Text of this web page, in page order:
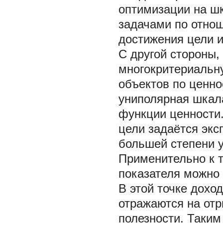
оптимизации на
задачами по
достижения цели
С другой
объектов по
униполярная
функции
цели задаётся
большей степени
Применительно к
показателя можно
В этой точке
отражаются на
полезности.